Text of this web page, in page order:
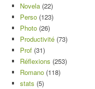
Novela (22)
Perso (123)
Photo (26)
Productivité (73)
Prof (31)
Réflexions (253)
Romano (118)
stats (5)